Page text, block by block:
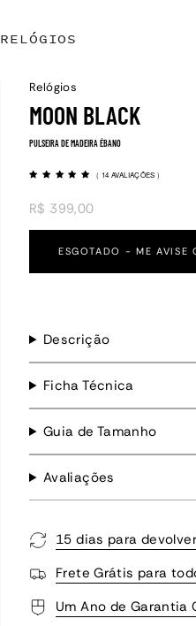
RELÓGIOS
Relógios
MOON BLACK
PULSEIRA DE MADEIRA ÉBANO
( 14 AVALIAÇÕES)
R$ 399,00
ESGOTADO - ME AVISE
Descrição
Ficha Técnica
Guia de Tamanho
Avaliações
15 dias para
Frete Grátis para
Um Ano de Garantia